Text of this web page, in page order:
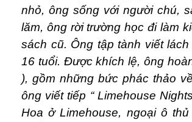
nhỏ, ông sống với người chú,
lăm, ông rời trường học đi làm
sách cũ. Ông tập tành viết
16 tuổi. Được khích lệ, ông
), gồm những bức phác thảo
ông viết tiếp “ Limehouse Nights
Hoa ở Limehouse, ngoại ô